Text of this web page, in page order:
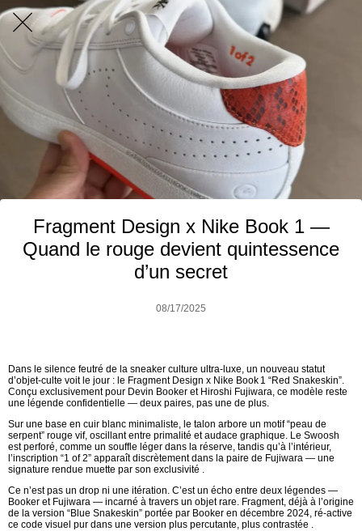
Fragment Design x Nike Book 1 —
Quand le rouge devient quintessence
d’un secret
08/17/2025
Dans le silence feutré de la sneaker culture ultra-luxe, un nouveau statut
d’objet-culte voit le jour : le Fragment Design x Nike Book 1 “Red Snakeskin”.
Conçu exclusivement pour Devin Booker et Hiroshi Fujiwara, ce modèle reste
une légende confidentielle — deux paires, pas une de plus.
Sur une base en cuir blanc minimaliste, le talon arbore un motif “peau de
serpent” rouge vif, oscillant entre primalité et audace graphique. Le Swoosh
est perforé, comme un souffle léger dans la réserve, tandis qu’à l’intérieur,
l’inscription “1 of 2” apparaît discrètement dans la paire de Fujiwara — une
signature rendue muette par son exclusivité .
Ce n’est pas un drop ni une itération. C’est un écho entre deux légendes —
Booker et Fujiwara — incarné à travers un objet rare. Fragment, déjà à l’origine
de la version “Blue Snakeskin” portée par Booker en décembre 2024, ré‐active
ce code visuel pur dans une version plus percutante, plus contrastée .